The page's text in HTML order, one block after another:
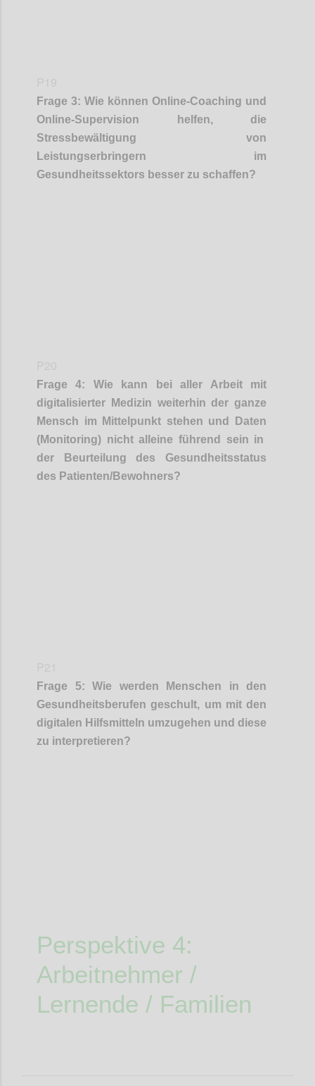
Frage 3: Wie können Online-Coaching und
Online-Supervision helfen, die
Stressbewältigung von
Leistungserbringern im
Gesundheitssektors besser zu schaffen?
Frage 4: Wie kann
bei aller Arbeit mit
digital isierter Medizin weiterhin der ganze
Mensch im Mittelpunkt stehen und
Daten
(Monitoring) nichtalleineführend sein in
der Beurteilung des Gesundheitsstatus
des Patienten/Bewohners?
Frage 5: Wie werden Menschen in den
Gesundheitsberufen geschult, um mit den
digitalen Hilfsmitteln umzugehen und diese
zu interpretieren?
Perspektive 4:
Arbeitnehmer /
Lernende / Familien